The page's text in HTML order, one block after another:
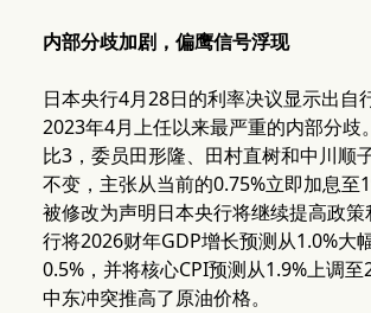
内部分歧加剧，偏鹰信号浮现
日本央行4月28日的利率决议显示出自
2023年4月上任以来最严重的内部分歧
比3，委员田形隆、田村直树和中川顺
不变，主张从当前的0.75%立即加息至
被修改为声明日本央行将继续提高政
行将2026财年GDP增长预测从1.0%大
0.5%，并将核心CPI预测从1.9%上调至
中东冲突推高了原油价格。